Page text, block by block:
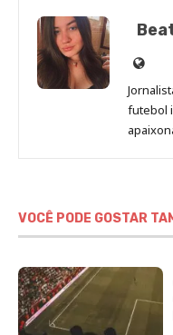
Site
de
futebol
VOCÊ PODE GOSTAR